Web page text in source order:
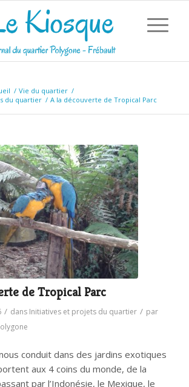
/ Vie du quartier /
du quartier / A la découverte de Tropical Parc
de Tropical Parc
/ dans Initiatives et projets du quartier / par
conduit dans des jardins exotiques
aux 4 coins du monde, de la
par l’Indonésie, le Mexique, le